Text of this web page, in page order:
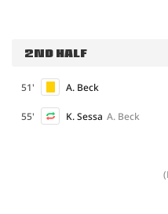
2ND HALF
51' A. Beck
55' K. Sessa A. Beck